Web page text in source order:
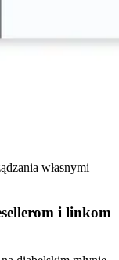
własnymi
i linkom